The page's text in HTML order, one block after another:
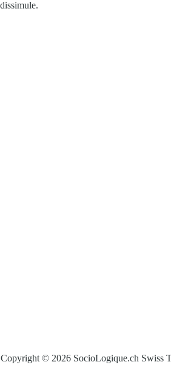
dissimule.
Copyright © 2026 SocioLogique.ch Swiss